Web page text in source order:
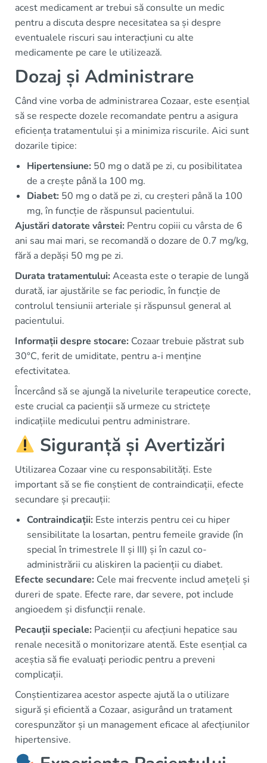
acest medicament ar trebui să consulte un medic
pentru a discuta despre necesitatea sa și despre
eventualele riscuri sau interacțiuni cu alte
medicamente pe care le utilizează.
Dozaj și Administrare
Când vine vorba de administrarea Cozaar, este esențial
să se respecte dozele recomandate pentru a asigura
eficiența tratamentului și a minimiza riscurile. Aici sunt
dozarile tipice:
Hipertensiune: 50 mg o dată pe zi, cu posibilitatea
de a crește până la 100 mg.
Diabet: 50 mg o dată pe zi, cu creșteri până la 100
mg, în funcție de răspunsul pacientului.
Ajustări datorate vârstei: Pentru copiii cu vârsta de 6
ani sau mai mari, se recomandă o dozare de 0.7 mg/kg,
fără a depăși 50 mg pe zi.
Durata tratamentului:Aceasta este o terapie de lungă
durată, iar ajustările se fac periodic, în funcție de
controlul tensiunii arteriale și răspunsul general al
pacientului.
Informații despre stocare: Cozaar trebuie păstrat sub
30°C, ferit de umiditate, pentru a-i menține
efectivitatea.
Încercând să se ajungă la nivelurile terapeutice corecte,
este crucial ca pacienții să urmeze cu strictețe
indicațiile medicului pentru administrare.
Siguranță și Avertizări
Utilizarea Cozaar vine cu responsabilități. Este
important să se fie conștient de contraindicații, efecte
secundare și precauții:
Contraindicații: Este interzis pentru cei cu hiper
sensibilitate la losartan, pentru femeile gravide (în
special în trimestrele II și III) și în cazul co-
administrării cu aliskiren la pacienții cu diabet.
Efecte secundare: Cele mai frecvente includ amețeli și
dureri de spate. Efecte rare, dar severe, pot include
angioedem și disfuncții renale.
Pecauții speciale: Pacienții cu afecțiuni hepatice sau
renale necesită o monitorizare atentă. Este esențial ca
aceștia să fie evaluați periodic pentru a preveni
complicații.
Conștientizarea acestor aspecte ajută la o utilizare
sigură și eficientă a Cozaar, asigurând un tratament
corespunzător și un management eficace al afecțiunilor
hipertensive.